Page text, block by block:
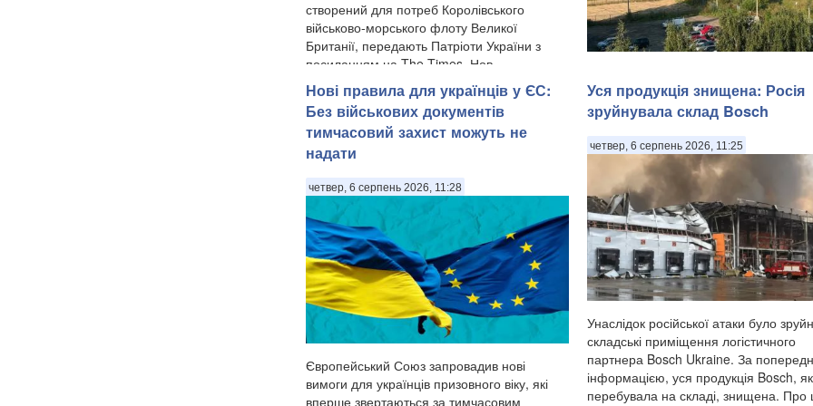
представила новий безпілотний катер MV7,
створений для потреб Королівського
військово-морського флоту Великої
Британії, передають Патріоти України з
посиланням на The Times. Нов...
У Ярославлі дрони атакували один з
найбільших нафтопереробних заводів
атаку» безпілотників на область. Про
повідомив губернатор Ярославської
Михайло Євраєв, передають
України. . За с...
Нові правила для українців у ЄС:
Без військових документів
тимчасовий захист можуть не
четвер, 6 серпень 2026, 11:28
Європейський Союз запровадив нові
вимоги для українців призовного віку, які
Уся продукція знищена: Росія
четвер, 6 серпень 2026, 11:25
Унаслідок російської атаки було
складські приміщення логістичного
партнера Bosch Ukraine. За
інформацією, уся продукція Bosch,